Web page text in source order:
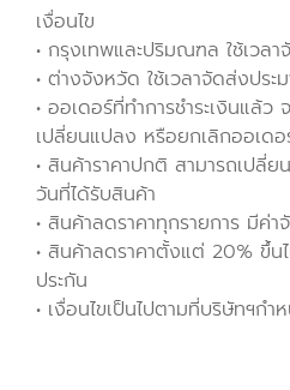
เงื่อนไข
• กรุงเทพและปริมณฑล ใช้เวล
• ต่างจังหวัด ใช้เวลาจัดส่งปร
• ออเดอร์ที่ทำการชำระเงินแล้ว
เปลี่ยนแปลง หรือยกเลิกออเดอ
• สินค้าราคาปกติ สามารถเปลี่
วันที่ได้รับสินค้า
• สินค้าลดราคาทุกรายการ มีค่
• สินค้าลดราคาตั้งแต่ 20% ขึ้นไ
ประกัน
• เงื่อนไขเป็นไปตามที่บริษัทฯกำ